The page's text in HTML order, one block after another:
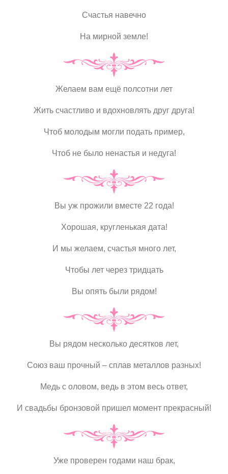
Счастья навечно
На мирной земле!
Желаем вам ещё полсотни лет
Жить счастливо и вдохновлять друг друга!
Чтоб молодым могли подать пример,
Чтоб не было ненастья и недуга!
Вы уж прожили вместе 22 года!
Хорошая, кругленькая дата!
И мы желаем, счастья много лет,
Чтобы лет через тридцать
Вы опять были рядом!
Вы рядом несколько десятков лет,
Союз ваш прочный – сплав металлов разных!
Медь с оловом, ведь в этом весь ответ,
И свадьбы бронзовой пришел момент прекрасный!
Уже проверен годами наш брак,